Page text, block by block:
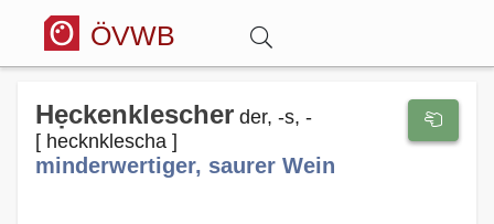
ÖVWB
Anmelden
Wörterbuch
Hẹckenklescher der, -s, -
[ hecknklescha ]
minderwertiger, saurer Wein